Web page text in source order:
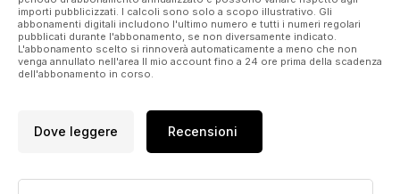
importi pubblicizzati. I calcoli sono solo a scopo illustrativo. Gli
abbonamenti digitali includono l'ultimo numero e tutti i numeri regolari
pubblicati durante l'abbonamento, se non diversamente indicato.
L'abbonamento scelto si rinnoverà automaticamente a meno che non
venga annullato nell'area Il mio account fino a 24 ore prima della scadenza
dell'abbonamento in corso.
Dove leggere Recensioni